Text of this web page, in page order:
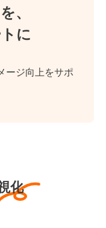
、
に
ージ向上をサポ
化